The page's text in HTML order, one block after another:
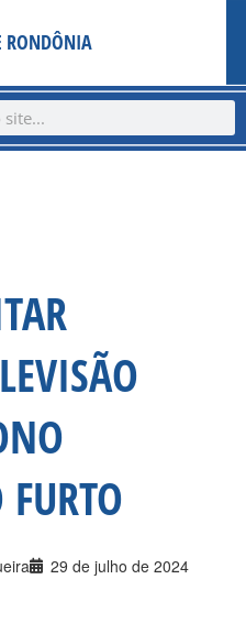
RONDÔNIA
29 de julho de 2024